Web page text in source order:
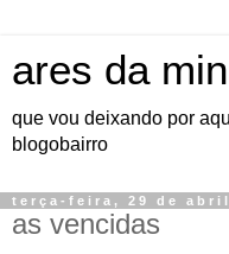
ares da
que vou deixando por
blogobairro
terça-feira, 29 de abril
as vencidas